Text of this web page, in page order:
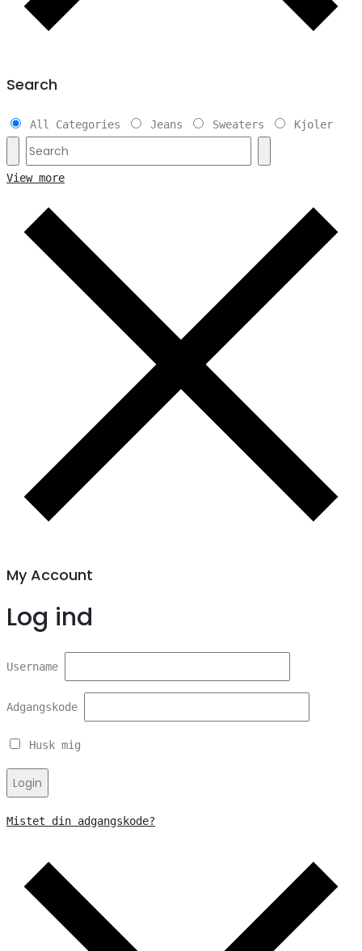
Search
All Categories Jeans Sweaters Kjoler
View more
My Account
Log ind
Username
Adgangskode
Husk mig
Login
Mistet din adgangskode?